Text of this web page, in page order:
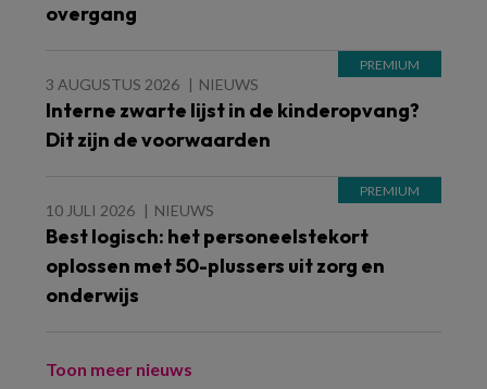
overgang
3 AUGUSTUS 2026 NIEUWS
Interne zwarte lijst in de kinderopvang?
Dit zijn de voorwaarden
10 JULI 2026 NIEUWS
Best logisch: het personeelstekort
oplossen met 50-plussers uit zorg en
onderwijs
Toon meer nieuws